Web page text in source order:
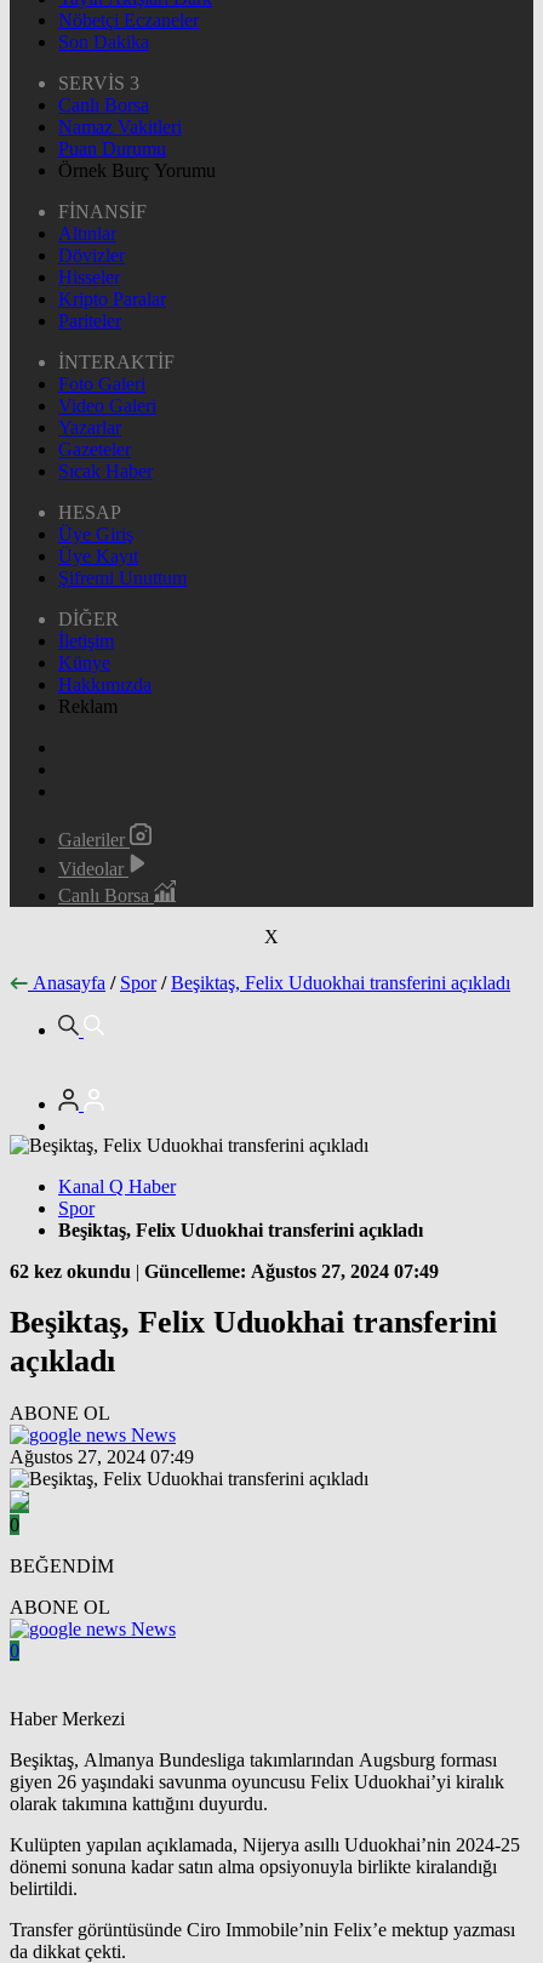
Nöbetçi Eczaneler
Son Dakika
SERVİS 3
Canlı Borsa
Namaz Vakitleri
Puan Durumu
Örnek Burç Yorumu
FİNANSİF
Altınlar
Dövizler
Hisseler
Kripto Paralar
Pariteler
İNTERAKTİF
Foto Galeri
Video Galeri
Yazarlar
Gazeteler
Sıcak Haber
HESAP
Üye Giriş
Üye Kayıt
Şifremi Unuttum
DİĞER
İletişim
Künye
Hakkımızda
Reklam
Galeriler
Videolar
Canlı Borsa
X
Anasayfa / Spor / Beşiktaş, Felix Uduokhai transferini açıkladı
Kanal Q Haber
Spor
Beşiktaş, Felix Uduokhai transferini açıkladı
62 kez okundu | Güncelleme: Ağustos 27, 2024 07:49
Beşiktaş, Felix Uduokhai transferini
açıkladı
ABONE OL
News
Ağustos 27, 2024 07:49
0
BEĞENDİM
ABONE OL
News
0
Haber Merkezi
Beşiktaş, Almanya Bundesliga takımlarından Augsburg forması
giyen 26 yaşındaki savunma oyuncusu Felix Uduokhai’yi kiralık
olarak takımına kattığını duyurdu.
Kulüpten yapılan açıklamada, Nijerya asıllı Uduokhai’nin 2024-25
dönemi sonuna kadar satın alma opsiyonuyla birlikte kiralandığı
belirtildi.
Transfer görüntüsünde Ciro Immobile’nin Felix’e mektup yazması
da dikkat çekti.